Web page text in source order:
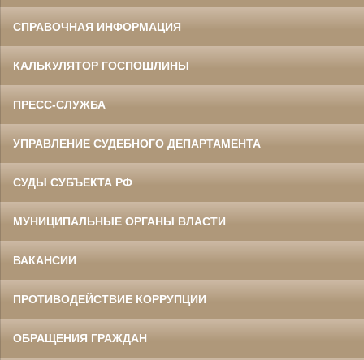
СПРАВОЧНАЯ ИНФОРМАЦИЯ
КАЛЬКУЛЯТОР ГОСПОШЛИНЫ
ПРЕСС-СЛУЖБА
УПРАВЛЕНИЕ СУДЕБНОГО ДЕПАРТАМЕНТА
СУДЫ СУБЪЕКТА РФ
МУНИЦИПАЛЬНЫЕ ОРГАНЫ ВЛАСТИ
ВАКАНСИИ
ПРОТИВОДЕЙСТВИЕ КОРРУПЦИИ
ОБРАЩЕНИЯ ГРАЖДАН